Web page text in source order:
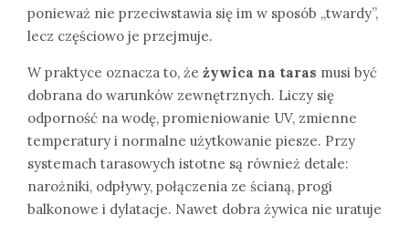
ponieważ nie przeciwstawia się im w sposób „twardy”,
lecz częściowo je przejmuje.
W praktyce oznacza to, że żywica na taras musi być
dobrana do warunków zewnętrznych. Liczy się
odporność na wodę, promieniowanie UV, zmienne
temperatury i normalne użytkowanie piesze. Przy
systemach tarasowych istotne są również detale:
narożniki, odpływy, połączenia ze ścianą, progi
balkonowe i dylatacje. Nawet dobra żywica nie uratuje